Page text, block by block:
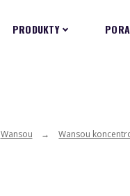
PRODUKTY
Wansou Wansou